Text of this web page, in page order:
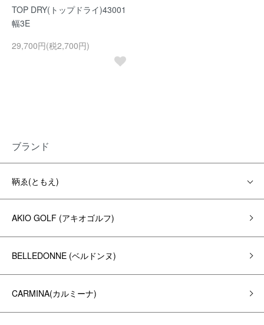
TOP DRY(トップドライ)43001
幅3E
29,700円(税2,700円)
ブランド
鞆ゑ(ともえ)
AKIO GOLF (アキオゴルフ)
BELLEDONNE (ベルドンヌ)
CARMINA(カルミーナ)